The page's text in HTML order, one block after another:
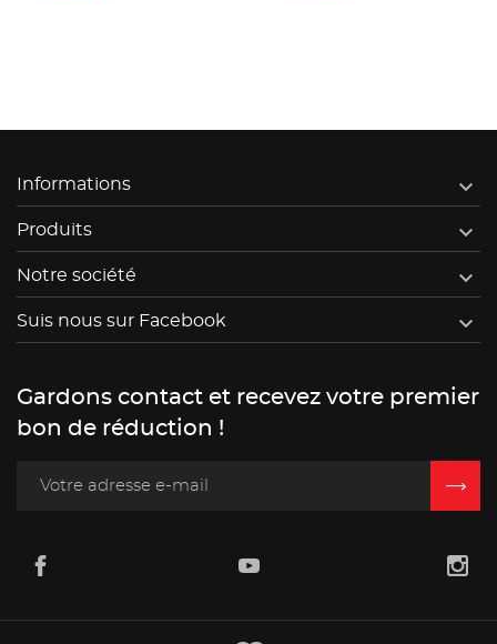
Informations 
Produits 
Notre société 
Suis nous sur Facebook 
Gardons contact et recevez votre premier
bon de réduction !